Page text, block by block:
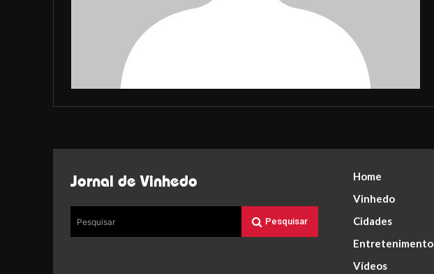
Jornal de Vinhedo
Pesquisar Pesquisar
Home
Vinhedo
Cidades
Entretenimento
Vídeos